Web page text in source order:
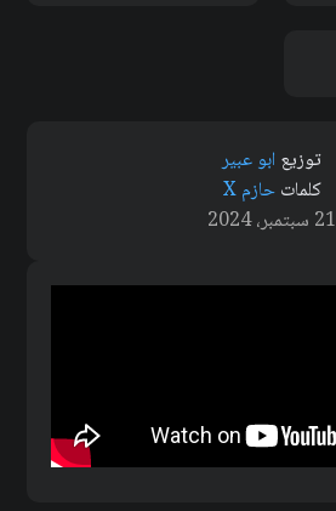
توزيع ابو عبير
كلماتحازم X
21 سبتمبر، 2024